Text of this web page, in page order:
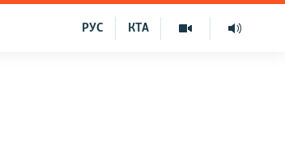
КТА
РУС